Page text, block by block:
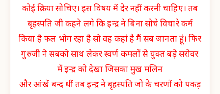
कोई क्रिया सोचिए। इस विषय में देर नहीं करनी चाहिए। तब
बृहस्पति जी कहने लगे कि इन्द्र ने बिना सोचे विचारे कर्म
किया है फल भोग रहा है सो वह कहां है मैं सब जानता हूं। फिर
गुरुजी ने सबको साथ लेकर स्वर्ण कमलों से युक्त बड़े सरोवर
में इन्द्र को देखा जिसका मुख मलिन
और आंखें बन्द थीं तब इन्द्र ने बृहस्पति जो के चरणों को पकड़